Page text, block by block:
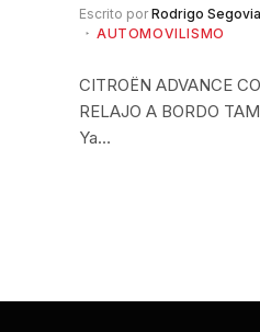
Escrito por Rodrigo Segovia
AUTOMOVILISMO
CITROËN ADVANCE
RELAJO A BORDO
Ya…